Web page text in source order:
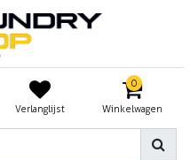
Verlanglijst
0
Winkelwagen